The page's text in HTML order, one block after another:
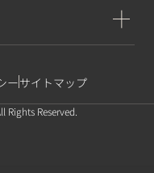
ーサイトマップ
Reserved.